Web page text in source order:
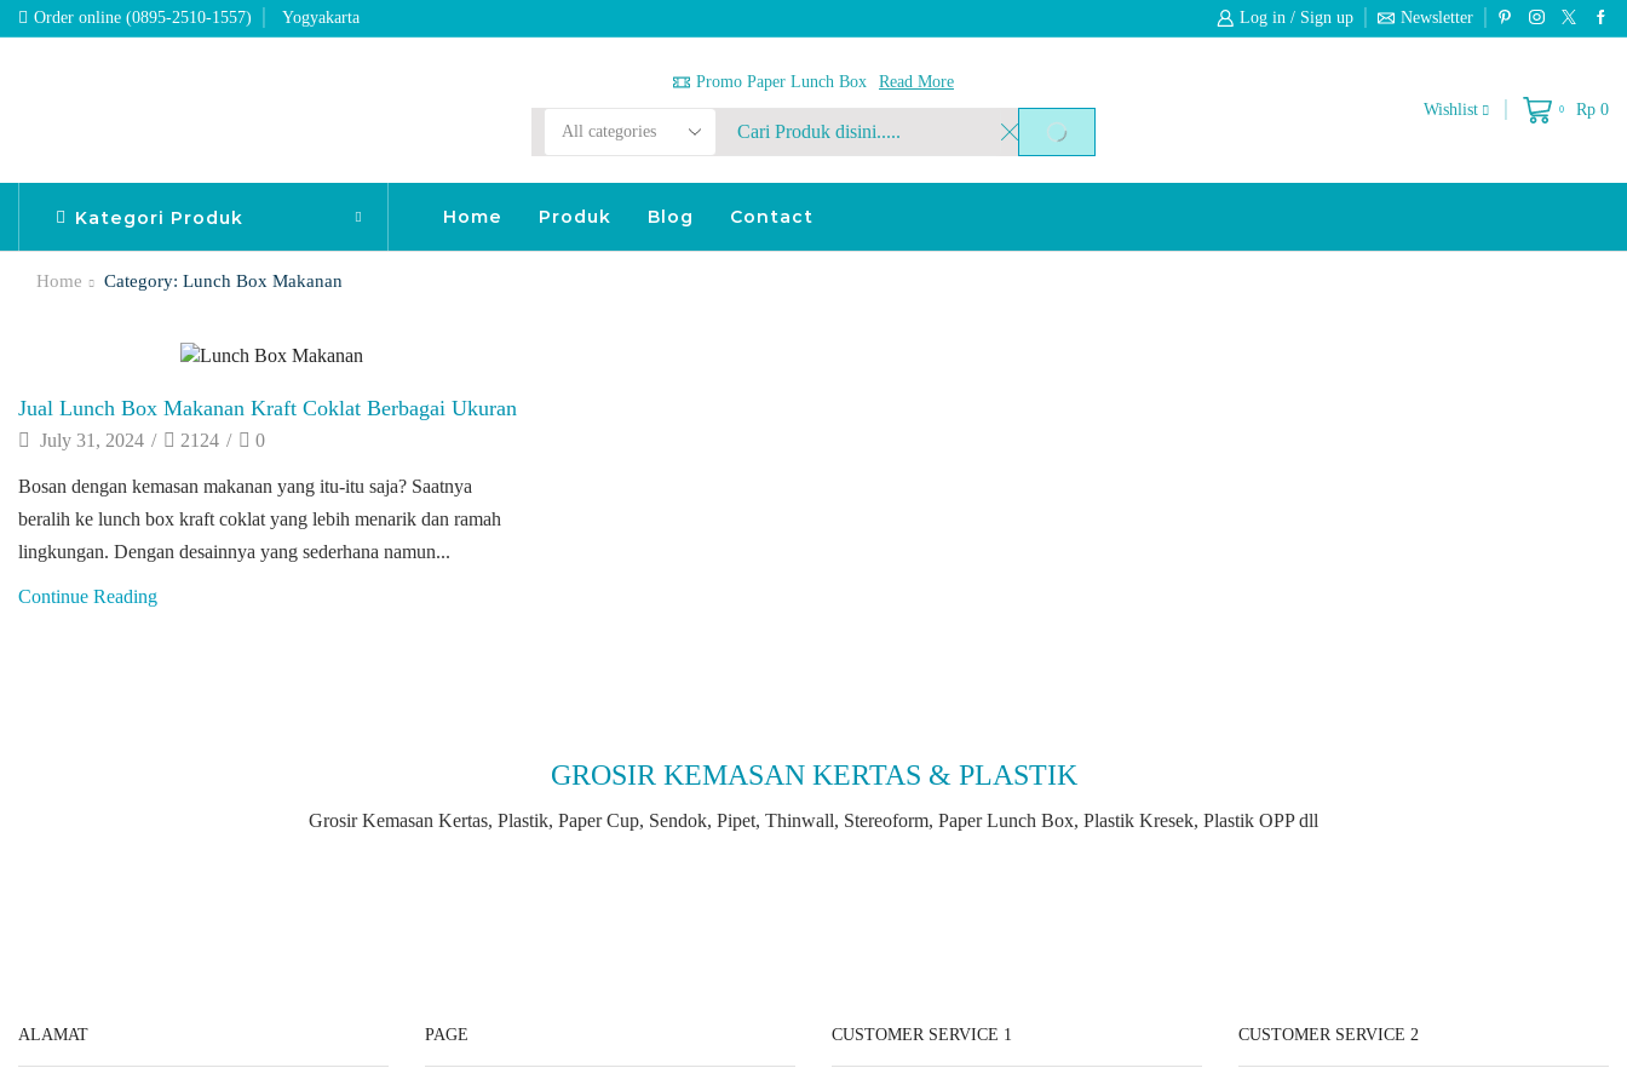
Order online (0895-2510-1557) Yogyakarta Log in / Sign up Newsletter
Promo Paper Lunch Box Read More
Search
SEARCH
Wishlist 0 Rp 0
Kategori Produk Home Produk Blog Contact
Home Category: Lunch Box Makanan
Jual Lunch Box Makanan Kraft Coklat Berbagai Ukuran
July 31, 2024 / 2124 / 0
Bosan dengan kemasan makanan yang itu-itu saja? Saatnya
beralih ke lunch box kraft coklat yang lebih menarik dan ramah
lingkungan. Dengan desainnya yang sederhana namun...
Continue Reading
GROSIR KEMASAN KERTAS & PLASTIK
Grosir Kemasan Kertas, Plastik, Paper Cup, Sendok, Pipet, Thinwall, Stereoform, Paper Lunch Box, Plastik Kresek, Plastik OPP dll
ALAMAT PAGE CUSTOMER SERVICE 1 CUSTOMER SERVICE 2